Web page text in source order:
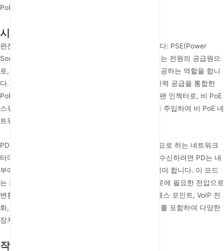
PoE의 적용 범위를 크게 확장시켰습니다.
시스템 아키텍처 분석: PSE와 PD
완전한 PoE 시스템은 두 가지 주요 역할로 구성됩니다: PSE(Power
Sourcing Equipment)와 PD(Powered Device). PSE는 전원의 공급원으
로, 연결된 PD를 탐지, 분류하고 안정적인 전력을 제공하는 역할을 합니
다. 가장 일반적인 유형의 PSE는 데이터 스위칭과 전력 공급을 통합한
PoE 스위치입니다. 또 다른 일반적인 장치는 미드스팬 인젝터로, 비 PoE
스위치와 PD 사이의 링크에 삽입되어 라인에 전력을 주입하여 비 PoE 네
트워크를 업그레이드할 수 있습니다.
PD는 전력을 수신하고 사용하는 장치, 즉 전력을 필요로 하는 네트워크
터미널 장치입니다. 네트워크 케이블로부터 전력을 수신하려면 PD는 내
부에 PD 모드를 통합하거나 외부 스플리터를 사용해야 합니다. 이 모드
는 케이블로부터 DC 전력을 수신하여 장치 내부 회로에 필요한 전압으로
변환하는 역할을 합니다. 네트워크 카메라, 무선 액세스 포인트, VoIP 전
화, 실외 4g cpe, 5g cpe outdoor 및 IoT 게이트웨이를 포함하여 다양한
장치가 PD가 될 수 있습니다.
작동 원리 설명: 탐지, 분류